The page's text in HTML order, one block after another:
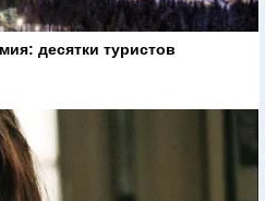
десятки туристов